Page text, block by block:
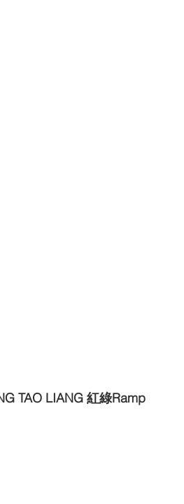
TAO LIANG 紅綠Ramp